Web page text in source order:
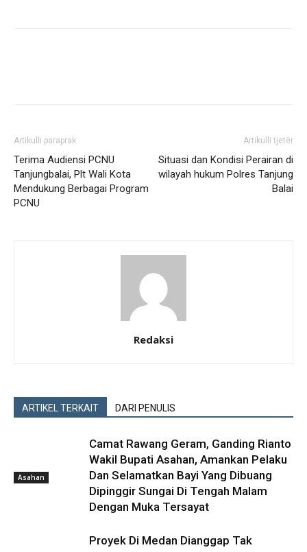
Artikulli paraprak
Terima Audiensi PCNU
Tanjungbalai, Plt Wali Kota
Mendukung Berbagai Program
PCNU
Artikulli tjetër
Situasi dan Kondisi Perairan di
wilayah hukum Polres Tanjung
Balai
Redaksi
ARTIKEL TERKAIT DARI PENULIS
Asahan
Camat Rawang Geram, Ganding Rianto
Wakil Bupati Asahan, Amankan Pelaku
Dan Selamatkan Bayi Yang Dibuang
Dipinggir Sungai Di Tengah Malam
Dengan Muka Tersayat
Proyek Di Medan Dianggap Tak